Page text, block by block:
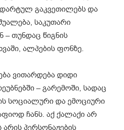
გაკვეთილებს და
საკუთარი
– თუნდაც წიგნის
ალპების ფონზე.
ვითარდება დიდი
– გარემოში, სადაც
სოციალური და ემოციური
ჩანს. აქ ქალაქი არ
პერსონაჟების